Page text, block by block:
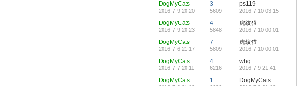
DogMyCats
2016-7-9 20:20
3
5609
ps119
2016-7-10 03:15
DogMyCats
2016-7-9 20:23
4
5848
虎纹猫
2016-7-10 00:01
DogMyCats
2016-7-6 21:17
7
5809
虎纹猫
2016-7-10 00:01
DogMyCats
2016-7-7 20:11
4
6216
whq
2016-7-9 21:41
DogMyCats 1 DogMyCats